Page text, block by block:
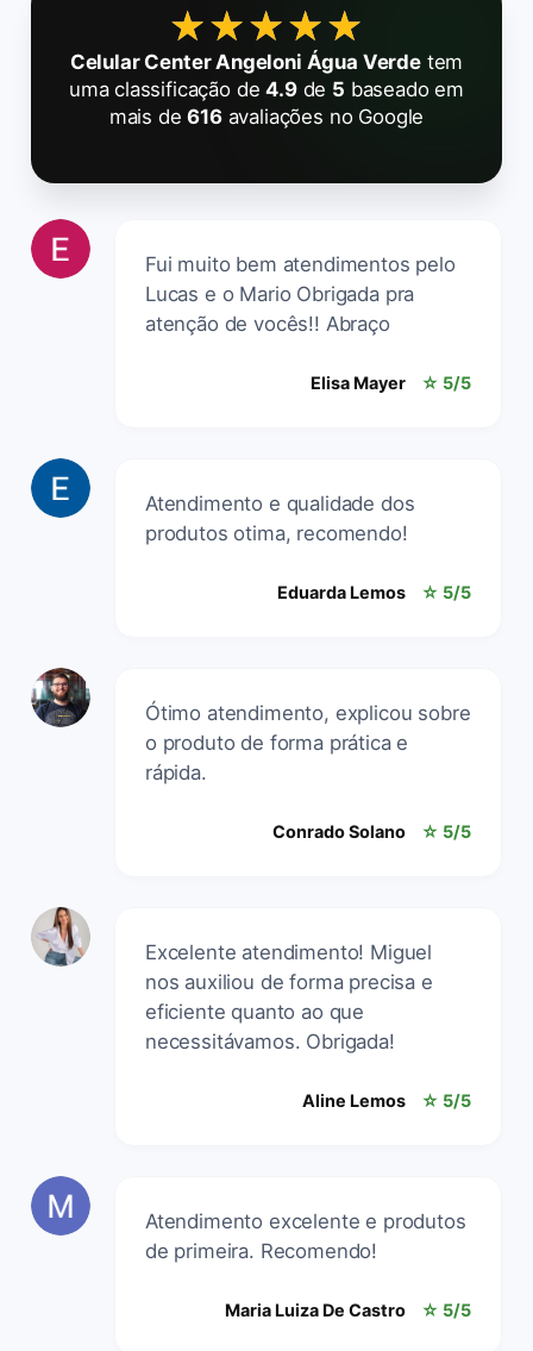
★★★★★
★★★★★
Celular Center Angeloni Água Verdetem
uma classificação de4.9de 5 baseado em
mais de616avaliações no Google
Fui muito bem atendimentos pelo
Lucas e o Mario Obrigada pra
atenção de vocês!! Abraço
Elisa Mayer ☆ 5/5
Atendimento e qualidade dos
produtos otima, recomendo!
Eduarda Lemos ☆ 5/5
Ótimo atendimento, explicou sobre
o produto de forma prática e
rápida.
Conrado Solano ☆ 5/5
Excelente atendimento! Miguel
nos auxiliou de forma precisa e
eficiente quanto ao que
necessitávamos. Obrigada!
Aline Lemos ☆ 5/5
Atendimento excelente e produtos
de primeira. Recomendo!
Maria Luiza De Castro ☆ 5/5